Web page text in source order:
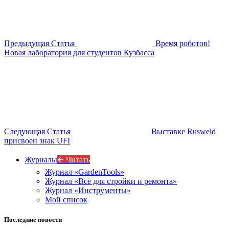
Предыдущая Статья
Время роботов!
Новая лаборатория для студентов Кузбасса
Следующая Статья
Выставке Rusweld
присвоен знак UFI
Журналы🡨 Читать
Журнал «GardenTools»
Журнал «Всё для стройки и ремонта»
Журнал «Инструменты»
Мой список
Последние новости